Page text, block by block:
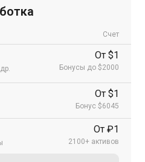
Счет
От $1
Бонусы до $2000
От $1
Бонус $6045
От ₽1
2100+ активов